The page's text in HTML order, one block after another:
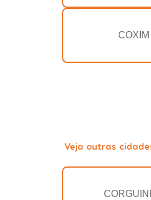
COXIM
Veja outras